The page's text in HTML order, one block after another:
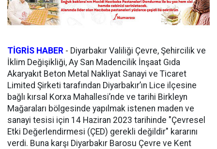
TİGRİS HABER - Diyarbakır Valiliği Çevre, Şehircilik ve
İklim Değişikliği, Ay San Madencilik İnşaat Gıda
Akaryakıt Beton Metal Nakliyat Sanayi ve Ticaret
Limited Şirketi tarafından Diyarbakır’ın Lice ilçesine
bağlı kırsal Korxa Mahallesi’nde ve tarihi Birkleyn
Mağaraları bölgesinde yapılmak istenen maden ve
sanayi tesisi için 14 Haziran 2023 tarihinde "Çevresel
Etki Değerlendirmesi (ÇED) gerekli değildir" kararını
verdi. Buna karşı Diyarbakır Barosu Çevre ve Kent